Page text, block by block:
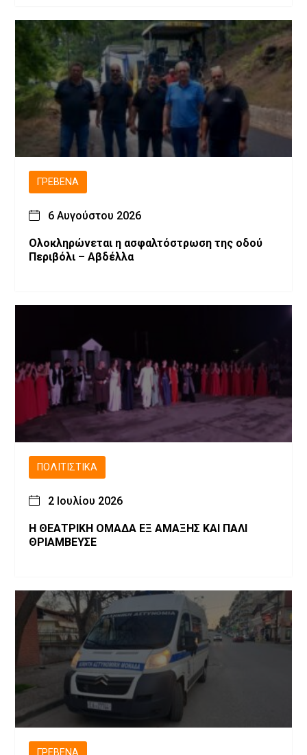
ΓΡΕΒΕΝΆ
6 Αυγούστου 2026
Ολοκληρώνεται η ασφαλτόστρωση της οδού
Περιβόλι – Αβδέλλα
ΠΟΛΙΤΙΣΤΙΚΆ
2 Ιουλίου 2026
Η ΘΕΑΤΡΙΚΗ ΟΜΑΔΑ ΕΞ ΑΜΑΞΗΣ ΚΑΙ ΠΑΛΙ
ΘΡΙΑΜΒΕΥΣΕ
ΓΡΕΒΕΝΆ